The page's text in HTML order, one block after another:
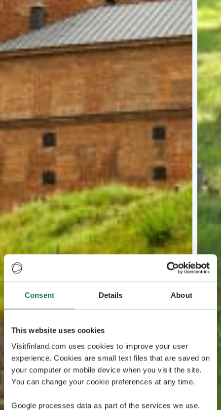
Consent Details About
This website uses cookies
Visitfinland.com uses cookies to improve your user
experience. Cookies are small text files that are saved on
your computer or mobile device when you visit the site.
You can change your cookie preferences at any time.
Google processes data as part of the services we use.